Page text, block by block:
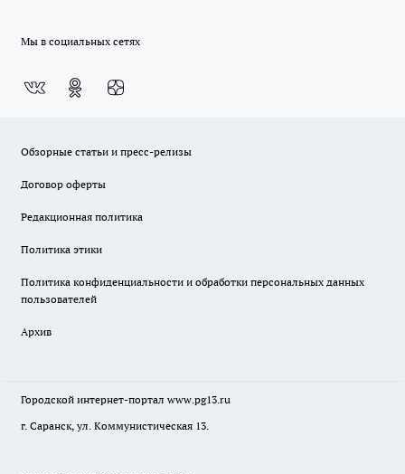
Мы в социальных сетях
Обзорные статьи и пресс-релизы
Договор оферты
Редакционная политика
Политика этики
Политика конфиденциальности и обработки персональных данных
пользователей
Архив
Городской интернет-портал www.pg13.ru
г. Саранск, ул. Коммунистическая 13.